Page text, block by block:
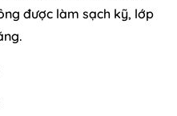
được làm sạch kỹ, lớp